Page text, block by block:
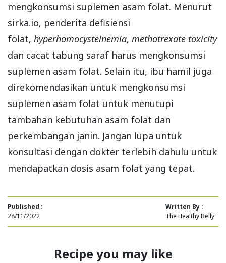
mengkonsumsi suplemen asam folat. Menurut
sirka.io, penderita defisiensi
folat, hyperhomocysteinemia, methotrexate toxicity
dan cacat tabung saraf harus mengkonsumsi
suplemen asam folat. Selain itu, ibu hamil juga
direkomendasikan untuk mengkonsumsi
suplemen asam folat untuk menutupi
tambahan kebutuhan asam folat dan
perkembangan janin. Jangan lupa untuk
konsultasi dengan dokter terlebih dahulu untuk
mendapatkan dosis asam folat yang tepat.
Published :
28/11/2022
Written By :
The Healthy Belly
Recipe you may like